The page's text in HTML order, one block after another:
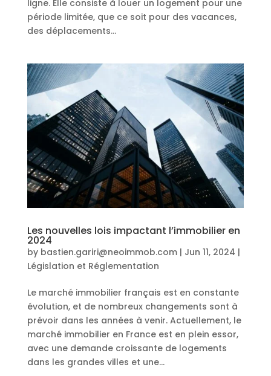
ligne. Elle consiste à louer un logement pour une
période limitée, que ce soit pour des vacances,
des déplacements...
Les nouvelles lois impactant l’immobilier en
2024
by bastien.gariri@neoimmob.com| Jun 11, 2024 |
Législation et Réglementation
Le marché immobilier français est en constante
évolution, et de nombreux changements sont à
prévoir dans les années à venir. Actuellement, le
marché immobilier en France est en plein essor,
avec une demande croissante de logements
dans les grandes villes et une...